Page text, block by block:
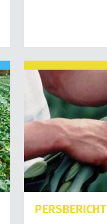
PERSBERICHT